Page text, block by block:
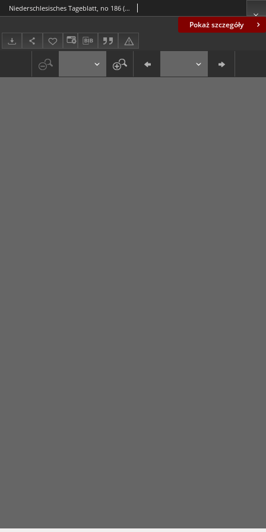
Pokaż szczegóły
Niederschlesisches Tageblatt, no 186 (Mittwoch, den 12. August 1885)